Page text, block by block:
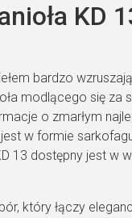
KD
bardzo
modlącego się
o zmarłym
w formie
13 dostępny jest w
który łączy